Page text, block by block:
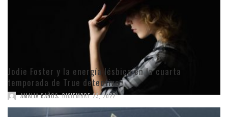
Jodie Foster y la energía lésbica en la cuarta
temporada de True detective
AMALIA BAÑOS, DICIEMBRE 23, 2022